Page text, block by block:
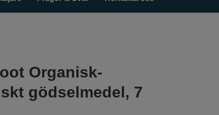
Organisk-
gödselmedel, 7